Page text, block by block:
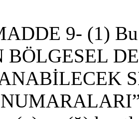
9- (1) Bu
BÖLGESEL